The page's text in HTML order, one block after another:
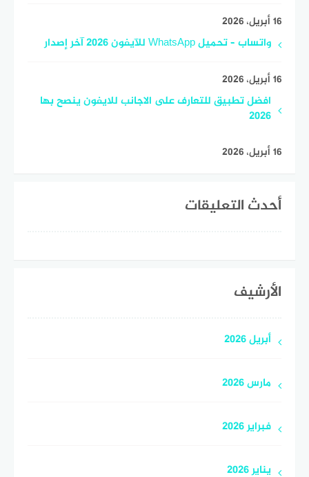
16 أبريل، 2026
واتساب – تحميل WhatsApp للآيفون 2026 آخر إصدار
16 أبريل، 2026
افضل تطبيق للتعارف على الاجانب للايفون ينصح بها
2026
16 أبريل، 2026
أحدث التعليقات
الأرشيف
أبريل 2026
مارس 2026
فبراير 2026
يناير 2026